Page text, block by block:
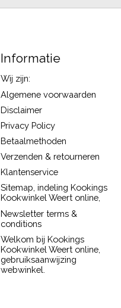
Informatie
Wij zijn:
Algemene voorwaarden
Disclaimer
Privacy Policy
Betaalmethoden
Verzenden & retourneren
Klantenservice
Sitemap, indeling Kookings
Kookwinkel Weert online,
Newsletter terms &
conditions
Welkom bij Kookings
Kookwinkel Weert online,
gebruiksaanwijzing
webwinkel.